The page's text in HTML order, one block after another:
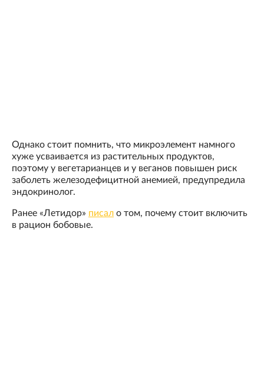
Однако стоит помнить, что микроэлемент намного
хуже усваивается из растительных продуктов,
поэтому у вегетарианцев и у веганов повышен риск
заболеть железодефицитной анемией, предупредила
эндокринолог.
Ранее «Летидор» писал о том, почему стоит включить
в рацион бобовые.